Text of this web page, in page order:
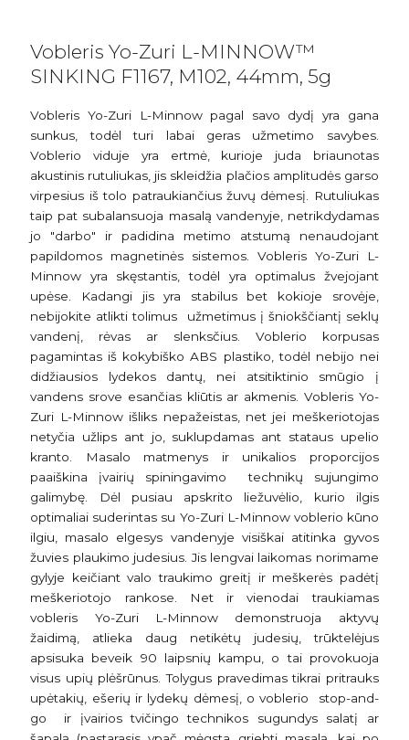
Vobleris Yo-Zuri L-MINNOW™
SINKING F1167, M102, 44mm, 5g
Vobleris Yo-Zuri L-Minnow pagal savo dydį yra gana
sunkus, todėl turi labai geras užmetimo savybes.
Voblerio viduje yra ertmė, kurioje juda briaunotas
akustinis rutuliukas, jis skleidžia plačios amplitudės garso
virpesius iš tolo patraukiančius žuvų dėmesį. Rutuliukas
taip pat subalansuoja masalą vandenyje, netrikdydamas
jo "darbo" ir padidina metimo atstumą nenaudojant
papildomos magnetinės sistemos. Vobleris Yo-Zuri L-
Minnow yra skęstantis, todėl yra optimalus žvejojant
upėse. Kadangi jis yra stabilus bet kokioje srovėje,
nebijokite atlikti tolimus užmetimus į šniokščiantį seklų
vandenį, rėvas ar slenksčius. Voblerio korpusas
pagamintas iš kokybiško ABS plastiko, todėl nebijo nei
didžiausios lydekos dantų, nei atsitiktinio smūgio į
vandens srove esančias kliūtis ar akmenis. Vobleris Yo-
Zuri L-Minnow išliks nepažeistas, net jei meškeriotojas
netyčia užlips ant jo, suklupdamas ant stataus upelio
kranto. Masalo matmenys ir unikalios proporcijos
paaiškina įvairių spiningavimo technikų sujungimo
galimybę. Dėl pusiau apskrito liežuvėlio, kurio ilgis
optimaliai suderintas su Yo-Zuri L-Minnow voblerio kūno
ilgiu, masalo elgesys vandenyje visiškai atitinka gyvos
žuvies plaukimo judesius. Jis lengvai laikomas norimame
gylyje keičiant valo traukimo greitį ir meškerės padėtį
meškeriotojo rankose. Net ir vienodai traukiamas
vobleris Yo-Zuri L-Minnow demonstruoja aktyvų
žaidimą, atlieka daug netikėtų judesių, trūktelėjus
apsisuka beveik 90 laipsnių kampu, o tai provokuoja
visus upių plėšrūnus. Tolygus pravedimas tikrai pritrauks
upėtakių, ešerių ir lydekų dėmesį, o voblerio stop-and-
go ir įvairios tvičingo technikos sugundys salatį ar